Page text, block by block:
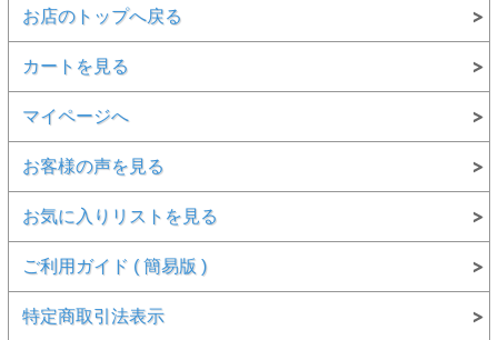
【 発送 】 ：ご注文確定後、即日～3営業日以内に発
送致します。発送についての詳しい説明を見る
● 品番 ： 40316
● カラット ： 0.215ct
エロー)
● 色の起源 ： Natural ( ナチュラル )
● クラリティ ： I-1
● カット ： Round Brilliant Cut ( ラウンド・ブリリアン
ト・カット )
● 寸法 ： 3.75 - 3.84 × 2.49 mm
● 蛍光性 ： Strong Orange ( ストロング・オレンジ )
● 鑑定機関 ： 中央宝石研究所
● 付属品 ： ・ソーティング袋 (中央宝石研究所発行) ・
ルースケース ・品質証明書
お店のトップへ戻る
カートを見る
マイページへ
お客様の声を見る
お気に入りリストを見る
ご利用ガイド ( 簡易版 )
特定商取引法表示